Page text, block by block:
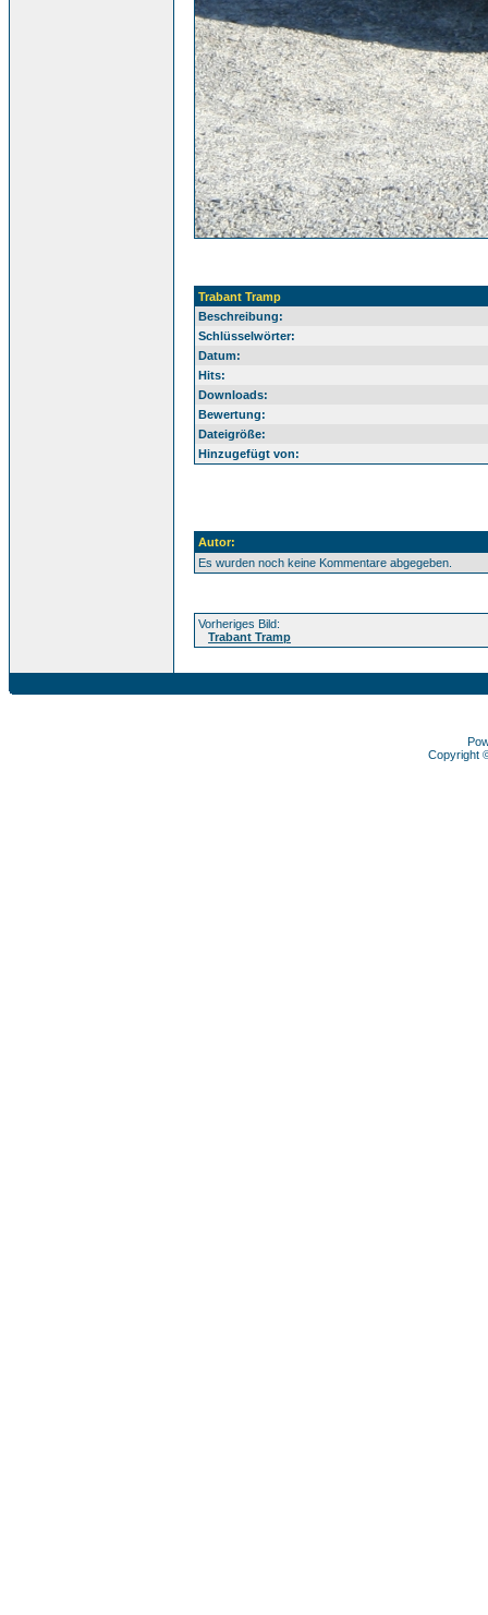
Trabant Tramp
Beschreibung:
Schlüsselwörter:
Datum:
Hits:
Downloads:
Bewertung:
Dateigröße:
Hinzugefügt von:
Autor:
Es wurden noch keine Kommentare abgegeben.
Vorheriges Bild:
Trabant Tramp
Copyright